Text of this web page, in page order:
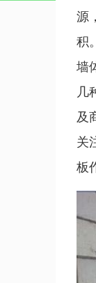
源
积
墙
几
及
关
板